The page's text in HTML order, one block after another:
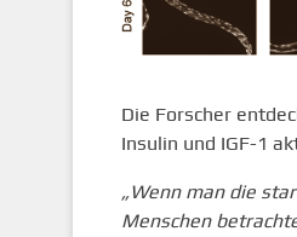
Die Forscher
Insulin und IGF-1
„Wenn man die
Menschen